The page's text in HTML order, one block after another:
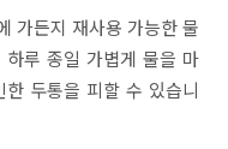
가든지 재사용 가능한 물
루 종일 가볍게 물을 마
두통을 피할 수 있습니